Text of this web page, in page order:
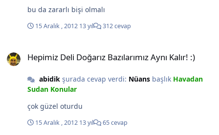
bu da zararlı bişi olmalı
15 Aralık , 2012 13 yıl 312 cevap
Hepimiz Deli Doğarız Bazılarımız Aynı Kalır! :)
abidikşurada cevap verdi: Nüansbaşlık Havadan
Sudan Konular
çok güzel oturdu
15 Aralık , 2012 13 yıl 65 cevap